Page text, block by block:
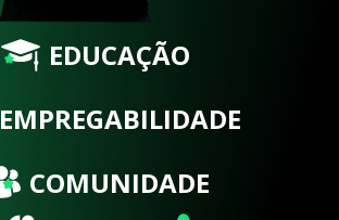
EDUCAÇÃO
EMPREGABILIDADE
COMUNIDADE